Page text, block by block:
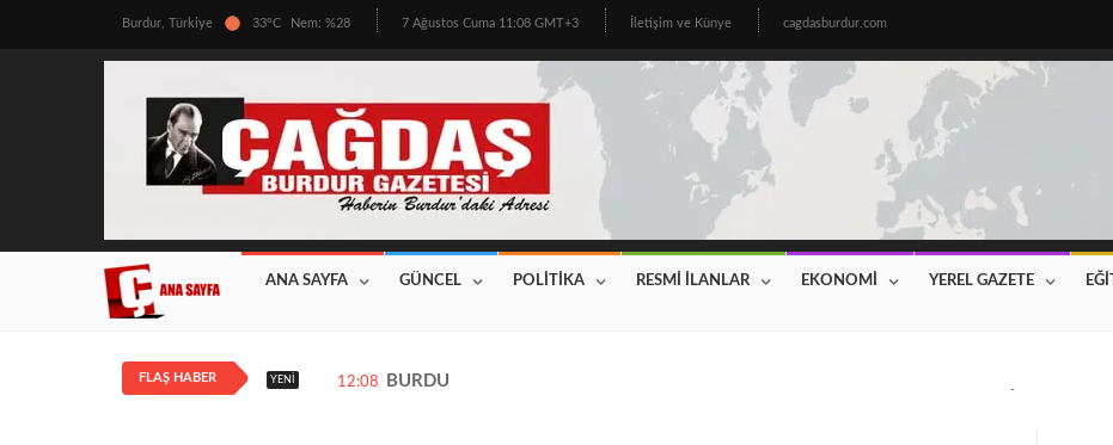
Burdur, Türkiye 33°C Nem: %28 7 Ağustos Cuma 11:08 GMT+3 İletişim ve Künye cagdasburdur.com
ANA SAYFA GÜNCEL POLİTİKA RESMİ İLANLAR EKONOMİ YEREL GAZETE
FLAŞ HABER YENI 12:08 BURDUR’DA ÜRETİCİNİN BEKLEDİĞİ HABER GELDİ! 2026 YILI FİYATLAR AÇIKLANDI